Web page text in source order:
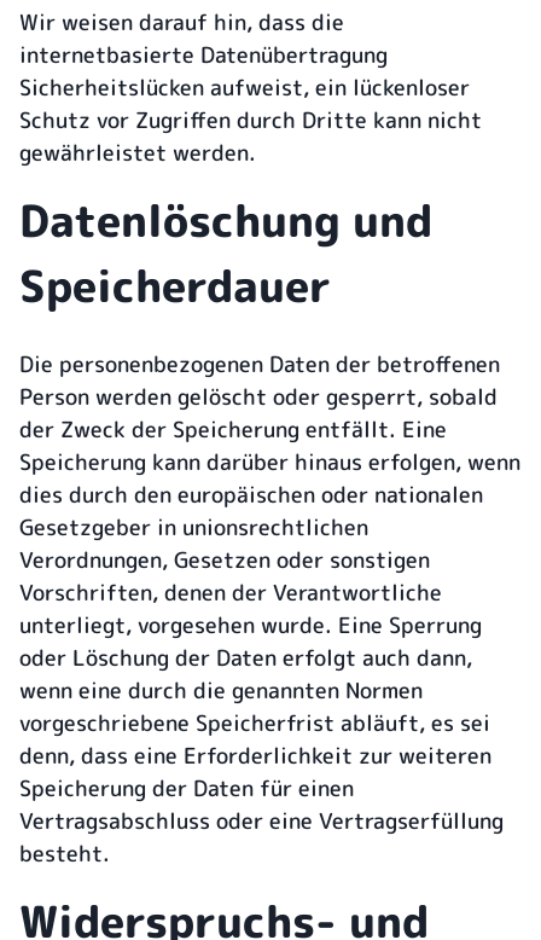
Wir weisen darauf hin, dass die
internetbasierte Datenübertragung
Sicherheitslücken aufweist, ein lückenloser
Schutz vor Zugriffen durch Dritte kann nicht
gewährleistet werden.
Datenlöschung und
Speicherdauer
Die personenbezogenen Daten der betroffenen
Person werden gelöscht oder gesperrt, sobald
der Zweck der Speicherung entfällt. Eine
Speicherung kann darüber hinaus erfolgen, wenn
dies durch den europäischen oder nationalen
Gesetzgeber in unionsrechtlichen
Verordnungen, Gesetzen oder sonstigen
Vorschriften, denen der Verantwortliche
unterliegt, vorgesehen wurde. Eine Sperrung
oder Löschung der Daten erfolgt auch dann,
wenn eine durch die genannten Normen
vorgeschriebene Speicherfrist abläuft, es sei
denn, dass eine Erforderlichkeit zur weiteren
Speicherung der Daten für einen
Vertragsabschluss oder eine Vertragserfüllung
besteht.
Widerspruchs- und